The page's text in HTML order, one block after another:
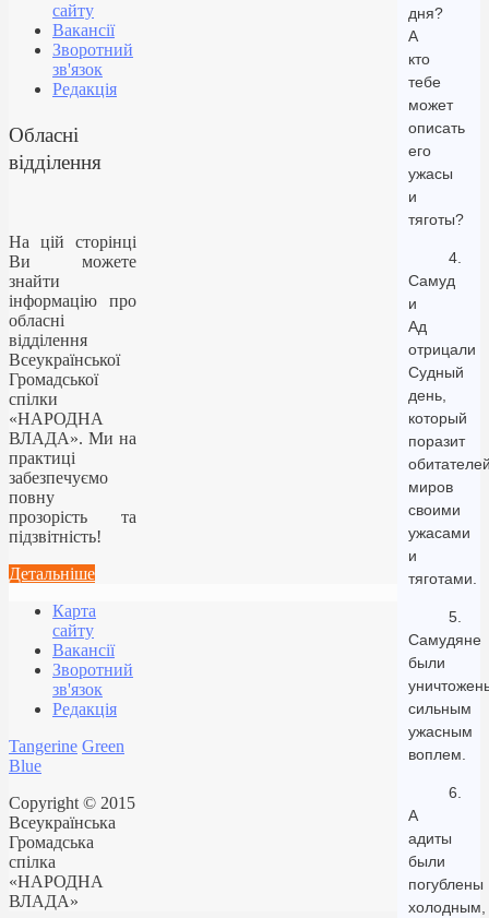
дня?
А
кто
тебе
может
описать
его
ужасы
и
тяготы?
4.
Самуд
и
Ад
отрицали
Судный
день,
который
поразит
миров
своими
ужасами
и
тяготами.
5.
Самудяне
были
сильным
ужасным
воплем.
6.
А
адиты
были
погублены
холодным,
сайту
Вакансії
Зворотний
зв'язок
Редакція
Обласні
відділення
На цій сторінці
Ви можете
знайти
інформацію про
обласні
відділення
Всеукраїнської
Громадської
спілки
«НАРОДНА
ВЛАДА». Ми на
практиці
забезпечуємо
повну
прозорість та
підзвітність!
Детальніше
Карта
сайту
Вакансії
Зворотний
зв'язок
Редакція
Tangerine Green
Blue
Copyright © 2015
Всеукраїнська
Громадська
спілка
«НАРОДНА
ВЛАДА»